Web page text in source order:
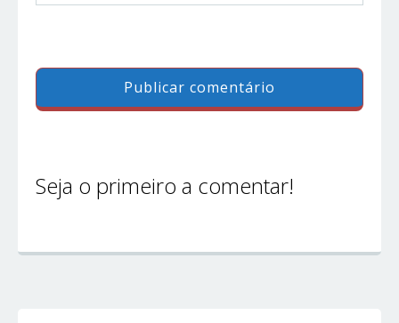
Seja o primeiro a comentar!